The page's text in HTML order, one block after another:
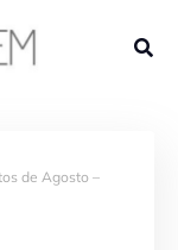
de Agosto –